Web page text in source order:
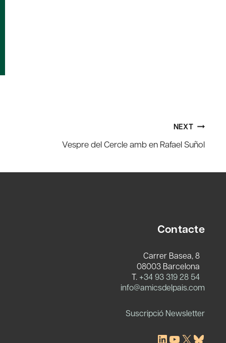
NEXT
Vespre del Cercle amb en Rafael Suñol
Contacte
Carrer Basea, 8
08003 Barcelona
T. +34 93 319 28 54
info@amicsdelpais.com
Suscripció Newsletter
LinkedIn
YouTube
X